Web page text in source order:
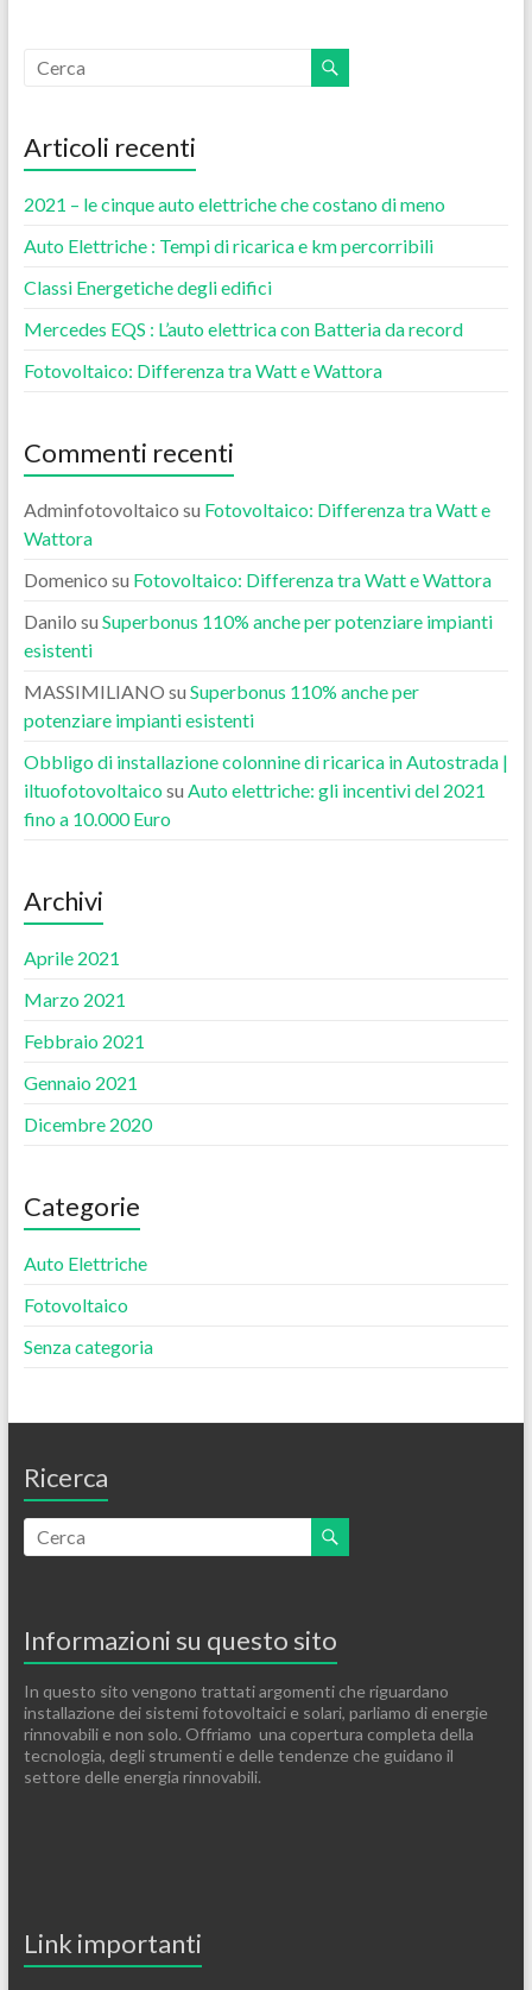
Articoli recenti
2021 – le cinque auto elettriche che costano di meno
Auto Elettriche : Tempi di ricarica e km percorribili
Classi Energetiche degli edifici
Mercedes EQS : L’auto elettrica con Batteria da record
Fotovoltaico: Differenza tra Watt e Wattora
Commenti recenti
Adminfotovoltaico su Fotovoltaico: Differenza tra Watt e
Wattora
Domenico su Fotovoltaico: Differenza tra Watt e Wattora
Danilo su Superbonus 110% anche per potenziare impianti
esistenti
MASSIMILIANO su Superbonus 110% anche per
potenziare impianti esistenti
Obbligo di installazione colonnine di ricarica in Autostrada |
iltuofotovoltaicosu Auto elettriche: gli incentivi del 2021
fino a 10.000 Euro
Archivi
Aprile 2021
Marzo 2021
Febbraio 2021
Gennaio 2021
Dicembre 2020
Categorie
Auto Elettriche
Fotovoltaico
Senza categoria
Ricerca
Informazioni su questo sito
In questo sito vengono trattati argomenti che riguardano
installazione dei sistemi fotovoltaici e solari, parliamo di energie
rinnovabili e non solo. Offriamo una copertura completa della
tecnologia, degli strumenti e delle tendenze che guidano il
settore delle energia rinnovabili.
Link importanti